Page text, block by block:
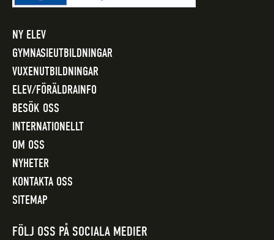
NY ELEV
GYMNASIEUTBILDNINGAR
VUXENUTBILDNINGAR
ELEV/FÖRÄLDRAINFO
BESÖK OSS
INTERNATIONELLT
OM OSS
NYHETER
KONTAKTA OSS
SITEMAP
FÖLJ OSS PÅ SOCIALA MEDIER